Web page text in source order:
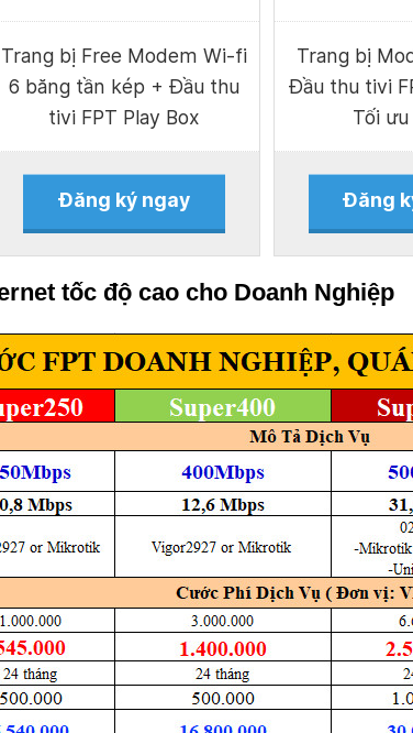
Trang bị Free Modem Wi-fi
6 băng tần kép + Đầu thu
tivi FPT Play Box
Đăng ký ngay
Trang bị
Đầu thu tivi
Tối ưu
Đăng
tốc độ cao cho Doanh Nghiệp